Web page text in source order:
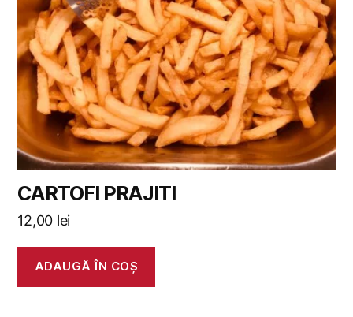
CARTOFI PRAJITI
12,00 lei
ADAUGĂ ÎN COȘ